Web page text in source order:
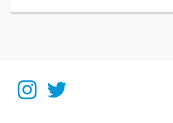
Instagram
Twitter